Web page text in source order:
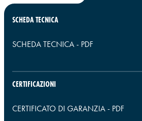
SCHEDA TECNICA
SCHEDA TECNICA - PDF
CERTIFICAZIONI
CERTIFICATO DI GARANZIA - PDF